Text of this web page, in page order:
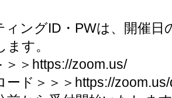
ィングID・PWは、開催
す。
＞＞＞https://zoom.us/
ード＞＞＞https://